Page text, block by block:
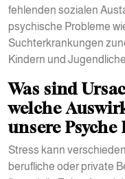
fehlenden sozialen
psychische Probleme
Suchterkrankungen
Kindern und
Was sind
welche
unsere Psyche
Stress kann
berufliche oder private